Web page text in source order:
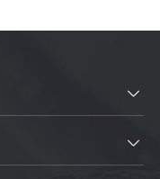

